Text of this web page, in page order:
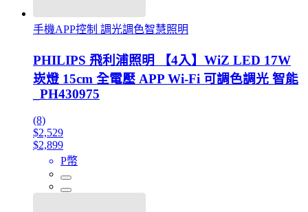
手機APP控制 調光調色智慧照明
PHILIPS 飛利浦照明 【4入】WiZ LED 17W
崁燈 15cm 全電壓 APP Wi-Fi 可調色調光 智能
_PH430975
(8)
$2,529
$2,899
P幣